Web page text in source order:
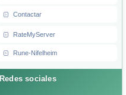
Contactar
RateMyServer
Rune-Nifelheim
Redes sociales